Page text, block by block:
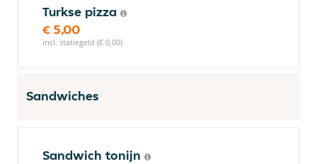
Turkse pizza
€ 5,00
incl. statiegeld (€ 0,00)
Sandwiches
Sandwich tonijn